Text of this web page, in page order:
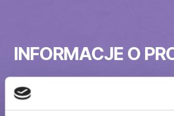
INFORMACJE O
Mleko odtłuszczone odtworzone,